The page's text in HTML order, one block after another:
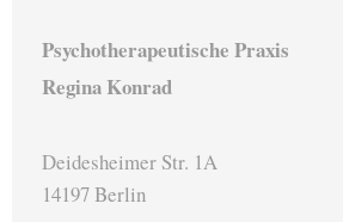
Psychotherapeutische Praxis
Regina Konrad
Deidesheimer Str. 1A
14197 Berlin